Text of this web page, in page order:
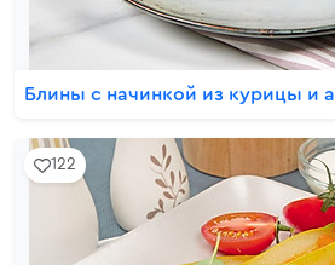
Блины с начинкой из курицы и
122